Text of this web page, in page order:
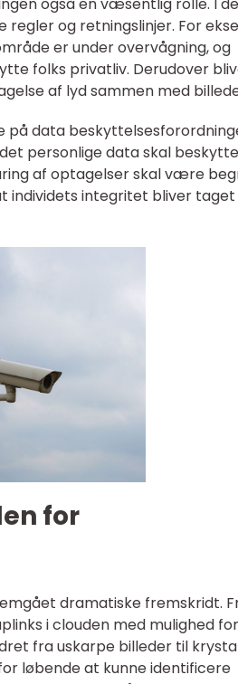
og retningslinjer. For
er under overvågning, og
folks privatliv. Derudover
af lyd sammen med
data
personlige data skal
af optagelser skal være
individets integritet bliver
for
dramatiske fremskridt.
i clouden med mulighed for
fra uskarpe billeder til
løbende at kunne identificere